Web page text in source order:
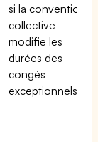
si la convention
collective
modifie les
durées des
congés
exceptionnels.